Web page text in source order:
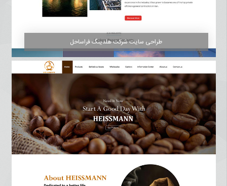
طراحی سایت شرکت هلدینگ فراساحل